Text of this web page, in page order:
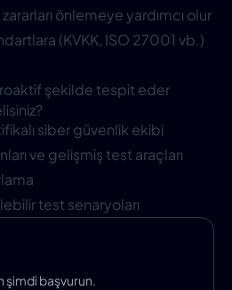
önlemeye yardımcı olur
(KVKK, ISO 27001 vb.)
şekilde tespit eder
siber güvenlik ekibi
ve gelişmiş test araçları
test senaryoları
şimdi başvurun.